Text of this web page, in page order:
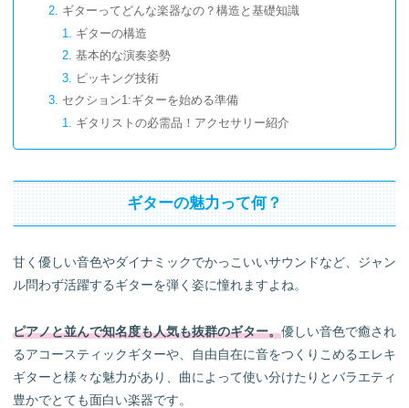
ギターってどんな楽器なの？構造と基礎知識
ギターの構造
基本的な演奏姿勢
ピッキング技術
セクション1:ギターを始める準備
ギタリストの必需品！アクセサリー紹介
ギターのチューニング方法
ギターの基本コードと練習曲
「ルーチンを作ろう」練習計画の立案
「記録は力なり」練習の進捗管理
世界と繋がる
モチベーションを保つ
最終セクション: ギター教室で最短レベルアップ
ギター教室に通うメリット
ギターの魅力って何？
甘く優しい音色やダイナミックでかっこいいサウンドなど、ジャン
ル問わず活躍するギターを弾く姿に憧れますよね。
ピアノと並んで知名度も人気も抜群のギター。優しい音色で癒され
るアコースティックギターや、自由自在に音をつくりこめるエレキ
ギターと様々な魅力があり、曲によって使い分けたりとバラエティ
豊かでとても面白い楽器です。